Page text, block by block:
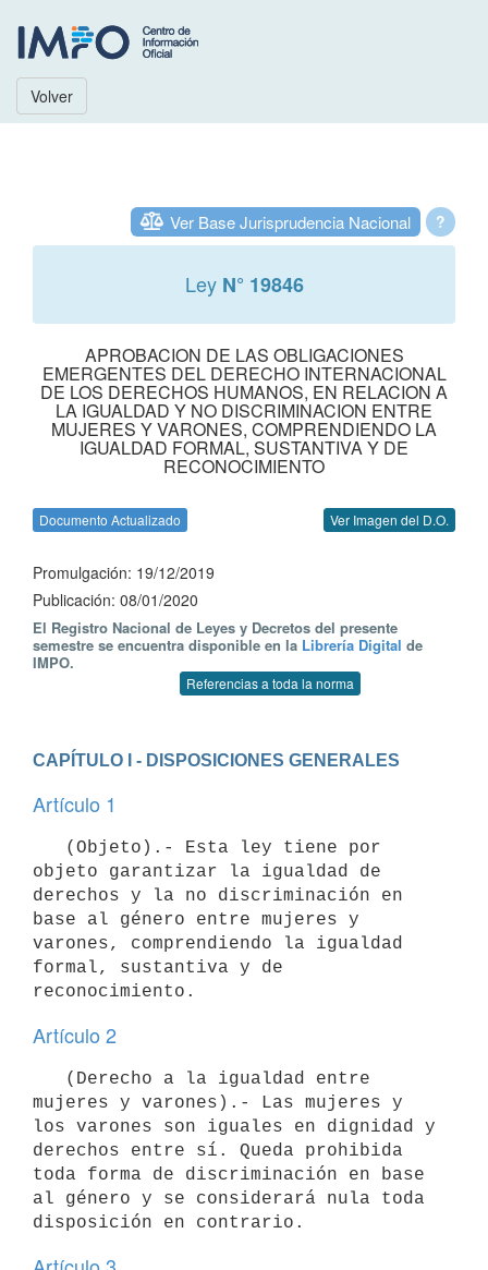
Volver
?
Ver Base Jurisprudencia Nacional
Ley N° 19846
APROBACION DE LAS OBLIGACIONES
EMERGENTES DEL DERECHO INTERNACIONAL
DE LOS DERECHOS HUMANOS, EN RELACION A
LA IGUALDAD Y NO DISCRIMINACION ENTRE
MUJERES Y VARONES, COMPRENDIENDO LA
IGUALDAD FORMAL, SUSTANTIVA Y DE
RECONOCIMIENTO
Documento Actualizado Ver Imagen del D.O.
Promulgación: 19/12/2019
Publicación: 08/01/2020
El Registro Nacional de Leyes y Decretos del presente
semestre se encuentra disponible en la Librería Digital de
IMPO.
Referencias a toda la norma
CAPÍTULO I - DISPOSICIONES GENERALES
Artículo 1
objeto garantizar la igualdad de
derechos y la no discriminación en
base al género entre mujeres y
varones, comprendiendo la igualdad
formal, sustantiva y de
Artículo 2
mujeres y varones).- Las mujeres y
los varones son iguales en dignidad y
derechos entre sí. Queda prohibida
toda forma de discriminación en base
al género y se considerará nula toda